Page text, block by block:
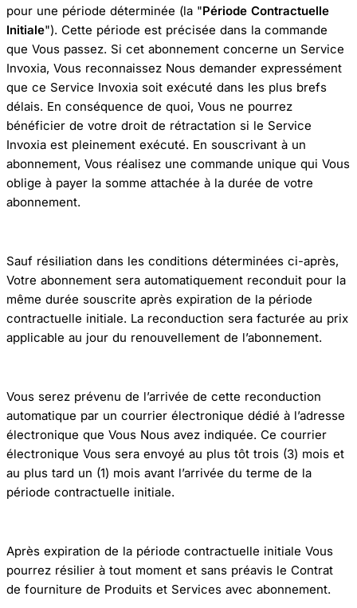
pour une période déterminée (la "Période Contractuelle
Initiale"). Cette période est précisée dans la commande
que Vous passez. Si cet abonnement concerne un Service
Invoxia, Vous reconnaissez Nous demander expressément
que ce Service Invoxia soit exécuté dans les plus brefs
délais. En conséquence de quoi, Vous ne pourrez
bénéficier de votre droit de rétractation si le Service
Invoxia est pleinement exécuté. En souscrivant à un
abonnement, Vous réalisez une commande unique qui Vous
oblige à payer la somme attachée à la durée de votre
abonnement.
Sauf résiliation dans les conditions déterminées ci-après,
Votre abonnement sera automatiquement reconduit pour la
même durée souscrite après expiration de la période
contractuelle initiale. La reconduction sera facturée au prix
applicable au jour du renouvellement de l’abonnement.
Vous serez prévenu de l’arrivée de cette reconduction
automatique par un courrier électronique dédié à l’adresse
électronique que Vous Nous avez indiquée. Ce courrier
électronique Vous sera envoyé au plus tôt trois (3) mois et
au plus tard un (1) mois avant l’arrivée du terme de la
période contractuelle initiale.
Après expiration de la période contractuelle initiale Vous
pourrez résilier à tout moment et sans préavis le Contrat
de fourniture de Produits et Services avec abonnement.